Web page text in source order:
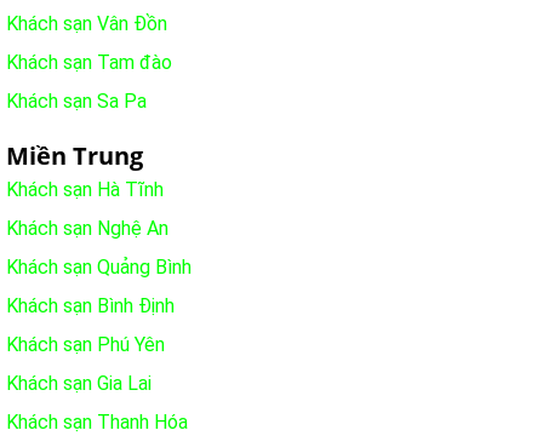
Khách sạn Vân Đồn
Khách sạn Tam đào
Khách sạn Sa Pa
Miền Trung
Khách sạn Hà Tĩnh
Khách sạn Nghệ An
Khách sạn Quảng Bình
Khách sạn Bình Định
Khách sạn Phú Yên
Khách sạn Gia Lai
Khách sạn Thanh Hóa